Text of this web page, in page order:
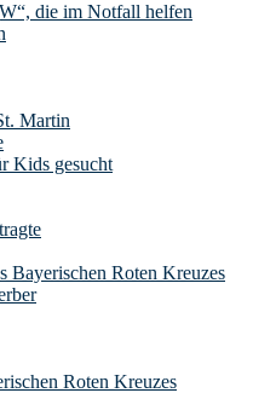
die im Notfall helfen
Martin
Kids gesucht
Bayerischen Roten Kreuzes
Roten Kreuzes